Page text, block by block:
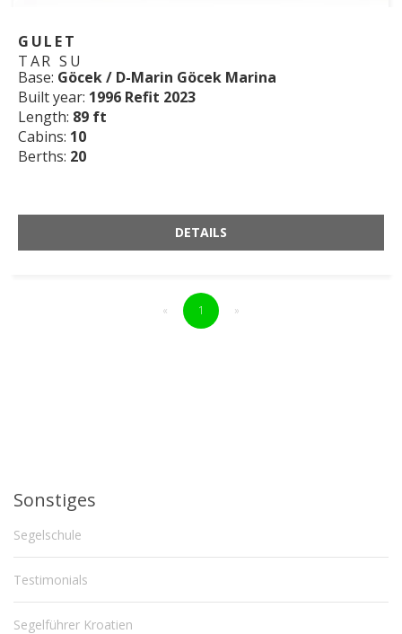
GULET
TAR SU
Base: Göcek / D-Marin Göcek Marina
Built year: 1996 Refit 2023
Length: 89 ft
Cabins: 10
Berths: 20
DETAILS
« 1 »
Sonstiges
Segelschule
Testimonials
Segelführer Kroatien